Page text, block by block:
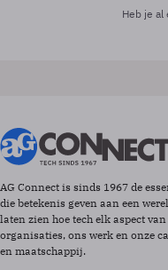
Heb je al
AG Connect is sinds 1967 de
die betekenis geven aan een
laten zien hoe tech elk aspect
organisaties, ons werk en onze
en maatschappij.